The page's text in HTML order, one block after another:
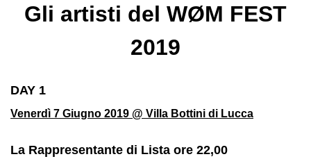
Gli artisti del WØM FEST
2019
DAY 1
Venerdì 7 Giugno 2019 @ Villa Bottini di Lucca
La Rappresentante di Lista ore 22,00